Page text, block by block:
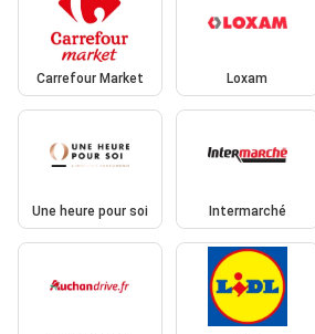
Carrefour Market Loxam
Une heure pour soi Intermarché